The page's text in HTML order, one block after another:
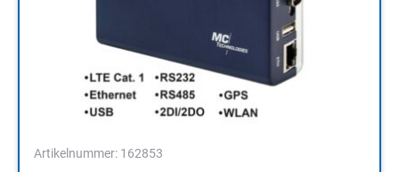
Artikelnummer: 162853